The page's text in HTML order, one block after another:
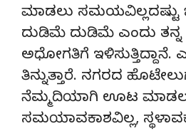
ಮಾಡಲು
ದುಡಿಮೆ ದುಡಿಮೆ ಎಂದು ತನ್ನ
ಅಧೋಗತಿಗೆ ಇಳಿಸುತ್ತಿದ್ದಾನೆ.
ತಿನ್ನುತ್ತಾರೆ. ನಗರದ
ನೆಮ್ಮದಿಯಾಗಿ ಊಟ
ಸಮಯಾವಕಾಶವಿಲ್ಲ,